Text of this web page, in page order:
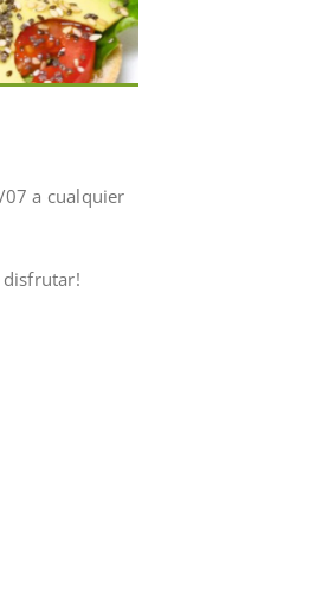
07 a cualquier
disfrutar!